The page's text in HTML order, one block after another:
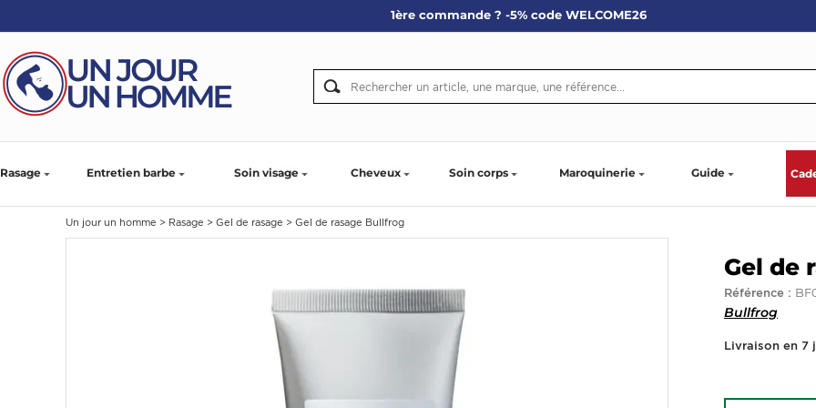
1ère commande ? -5% code WELCOME26
Rasage Entretien barbe Soin visage Cheveux Soin corps Maroquinerie Guide
Un jour un homme > Rasage > Gel de rasage > Gel de rasage Bullfrog
Gel de
Référence :
Bullfrog
Livraison en 7